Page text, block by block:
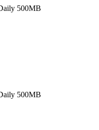
500MB
500MB